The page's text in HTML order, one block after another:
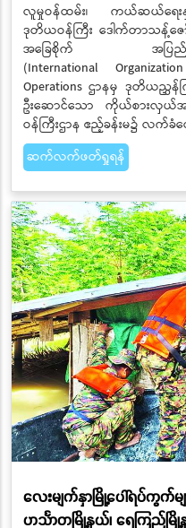
လူမှုဝန်ထမ်း၊ ကယ်ဆယ်ရေးနှင့်ပ
ဒုတိယဝန်ကြီး ဒေါက်တာသန့်ဇ
အခြေစိုက် အပြည်ပြည်ဆိုင်
(International
Operations ဌာနမှ ဒုတိယညွှန်ကြ
ဦးဆောင်သော ကိုယ်စားလှ
ဝန်ကြီးဌာန ဧည့်ခန်းမ၌ လက်
ဆက်လက်ဖတ်ရှုရန်
လေးမျက်နှာမြို့ပေါ်ရပ်ကွက်မျ
ဟင်္သာတမြို့နယ်၊ ရေကြည်မ